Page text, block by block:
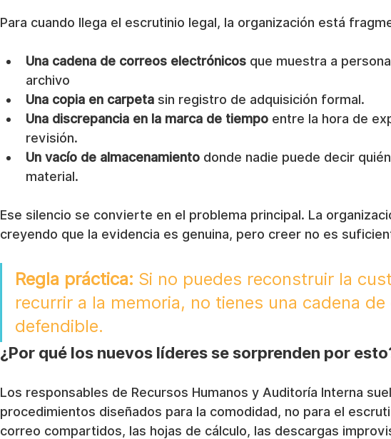
Para cuando llega el escrutinio legal, la organización está
Una cadena de correos electrónicos que muestra a
archivo
Una copia en carpeta sin registro de adquisición formal.
Una discrepancia en la marca de tiempo entre la hora de
revisión.
Un vacío de almacenamiento donde nadie puede decir
material.
Ese silencio se convierte en el problema principal. La
creyendo que la evidencia es genuina, pero creer no es
Regla práctica: Si no puedes reconstruir la
recurrir a la memoria, no tienes una cadena
defendible.
¿Por qué los nuevos líderes se sorprenden por
Los responsables de Recursos Humanos y Auditoría Interna
procedimientos diseñados para la comodidad, no para el
correo compartidos, las hojas de cálculo, las descargas